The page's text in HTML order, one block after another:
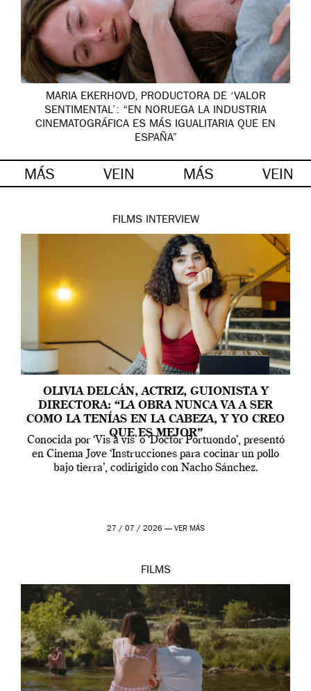
MARIA EKERHOVD, PRODUCTORA DE ‘VALOR
SENTIMENTAL’: “EN NORUEGA LA INDUSTRIA
CINEMATOGRÁFICA ES MÁS IGUALITARIA QUE EN
ESPAÑA”
MÁS VEIN MÁS VEIN
FILMS INTERVIEW
OLIVIA DELCÁN, ACTRIZ, GUIONISTA Y
DIRECTORA: “LA OBRA NUNCA VA A SER
COMO LA TENÍAS EN LA CABEZA, Y YO CREO
QUE ES MEJOR”
Conocida por ‘Vis a vis’ o ‘Doctor Portuondo’, presentó
en Cinema Jove ‘Instrucciones para cocinar un pollo
bajo tierra’, codirigido con Nacho Sánchez.
27 / 07 / 2026 — VER MÁS
FILMS